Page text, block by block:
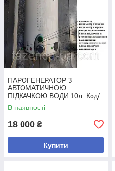
ПАРОГЕНЕРАТОР З
АВТОМАТИЧНОЮ
ПІДКАЧКОЮ ВОДИ 10л. Код/
Артикул
В наявності
18 000 ₴
Купити